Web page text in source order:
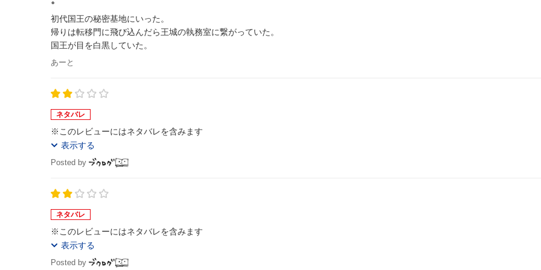
初代国王の秘密基地にいった。
帰りは転移門に飛び込んだら王城の執務室に繋がっていた。
国王が目を白黒していた。
あーと
ネタバレ
※このレビューにはネタバレを含みます
表示する
Posted by
ネタバレ
※このレビューにはネタバレを含みます
表示する
Posted by